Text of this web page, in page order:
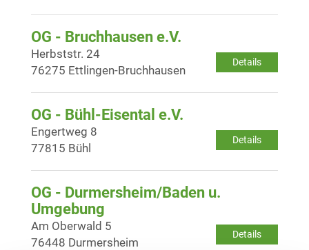
OG - Bruchhausen e.V.
Details
Herbststr. 24
76275 Ettlingen-Bruchhausen
OG - Bühl-Eisental e.V.
Details
Engertweg 8
77815 Bühl
OG - Durmersheim/Baden u.
Umgebung
Details
Am Oberwald 5
76448 Durmersheim